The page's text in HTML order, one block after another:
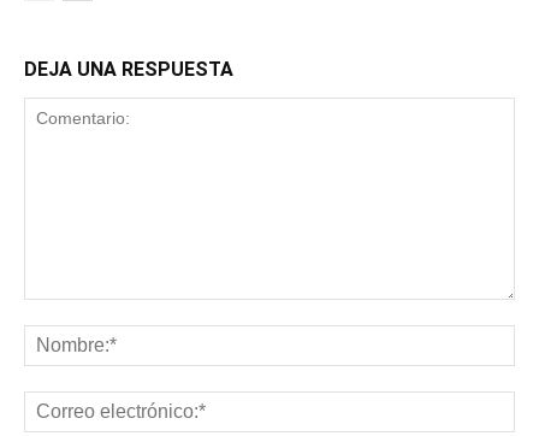
DEJA UNA RESPUESTA